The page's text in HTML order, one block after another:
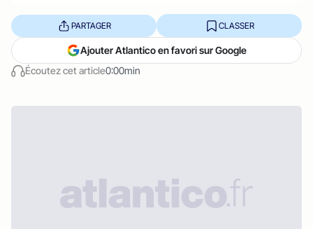
Écoutez cet article0:00min
PARTAGER CLASSER
Ajouter Atlantico en favori sur Google